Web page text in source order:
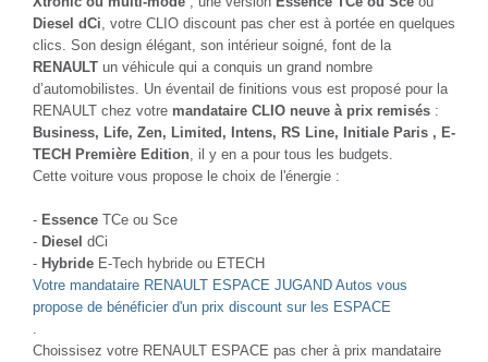
Diesel dCi , votre CLIO discount pas cher est à portée en quelques
clics. Son design élégant, son intérieur soigné, font de la
RENAULT un véhicule qui a conquis un grand nombre
d’automobilistes. Un éventail de finitions vous est proposé pour la
RENAULT chez votre mandataire CLIO neuve à prix remisés :
Business, Life, Zen, Limited, Intens, RS Line, Initiale Paris , E-
TECH Première Edition , il y en a pour tous les budgets.
Cette voiture vous propose le choix de l'énergie :
- Essence TCe ou Sce
- Diesel dCi
- Hybride E-Tech hybride ou ETECH
Votre mandataire RENAULT ESPACE JUGAND Autos vous
propose de bénéficier d'un prix discount sur les ESPACE
Choissisez votre RENAULT ESPACE pas cher à prix mandataire